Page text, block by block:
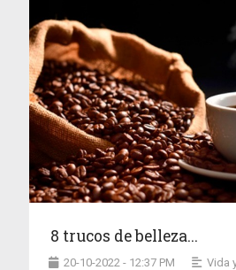
8 trucos de belleza...
20-10-2022 - 12:37 PM Vida